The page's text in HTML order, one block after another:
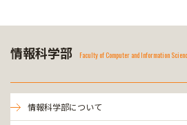
情報科学部 Faculty of Computer and Information
情報科学部について